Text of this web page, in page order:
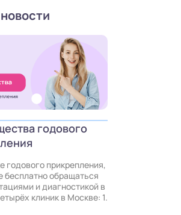
годового
годового прикрепления,
бесплатно обращаться
и диагностикой в
клиник в Москве: 1.